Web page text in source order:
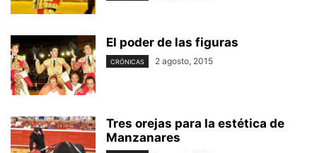
El poder de las figuras
CRÓNICAS 2 agosto, 2015
Tres orejas para la estética de
Manzanares